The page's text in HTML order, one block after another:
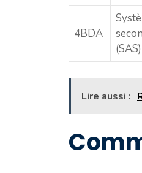
4BDA
(SAS)
Lire aussi :